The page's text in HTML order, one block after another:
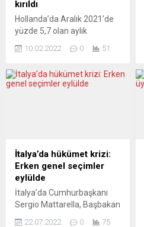
kırıldı
Hollanda’da Aralık 2021’de
yüzde 5,7 olan aylık
fiyatlarının artmasıyla
rekor kırmaya devam ediyor.
Hollanda İstatistik Kurumu
enflasyon, ocakta yüzde
6,4’e yükseldi. Söz konusu
rakam, “1982’den...
10.02.2022 0 51
İtalya’da hükümet krizi:
Erken genel seçimler
eylülde
İtalya’da Cumhurbaşkanı
Sergio Mattarella, Başbakan
22.07.2022 0 75